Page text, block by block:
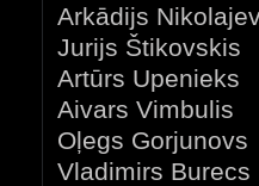
Arkādijs
Jurijs
Artūrs
Aivars
Oļegs
Vladimirs